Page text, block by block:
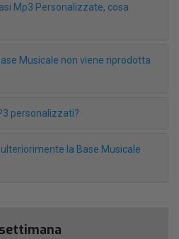
Mp3 Personalizzate, cosa
Musicale non viene riprodotta
personalizzati?
la Base Musicale